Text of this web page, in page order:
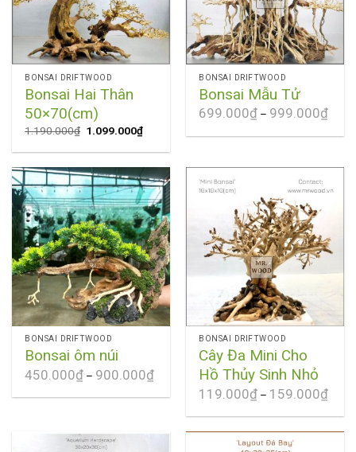
BONSAI DRIFTWOOD
Bonsai Hai Thân
50×70(cm)
1.190.000₫ 1.099.000₫
BONSAI DRIFTWOOD
Bonsai Mẫu Tử
699.000₫ – 999.000₫
BONSAI DRIFTWOOD
Bonsai ôm núi
450.000₫ – 900.000₫
BONSAI DRIFTWOOD
Cây Đa Mini Cho
Hồ Thủy Sinh Nhỏ
119.000₫ – 159.000₫